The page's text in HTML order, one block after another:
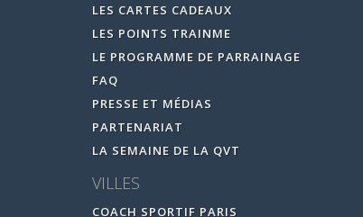
LES CARTES CADEAUX
LES POINTS TRAINME
LE PROGRAMME DE PARRAINAGE
FAQ
PRESSE ET MÉDIAS
PARTENARIAT
LA SEMAINE DE LA QVT
VILLES
COACH SPORTIF PARIS